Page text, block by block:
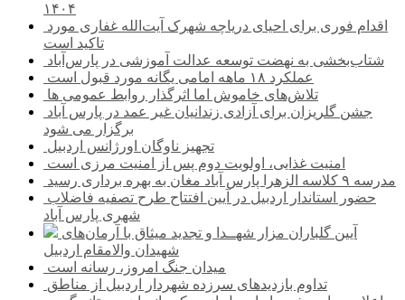
۱۴۰۴
تاکید است
شتاب‌بخشی به نهضت توسعه عدالت آموزشی در پارس‌آباد
عملکرد ۱۸ ماهه امامی یگانه مورد قبول است
تلاش‌های خاموش اما اثرگذار روابط عمومی ها
برگزار می شود
تجهیز ناوگان اورژانس اردبیل
امنیت غذایی، اولویت دوم پس از امنیت مرزی است
مدرسه ۹ کلاسه الزهرا پارس آباد مغان به بهره برداری رسید
شهری پارس آباد
شهیدان والامقام اردبیل
میدان جنگ امروز، رسانه است
تداوم بازدیدهای سرزده شهردار اردبیل از مناطق